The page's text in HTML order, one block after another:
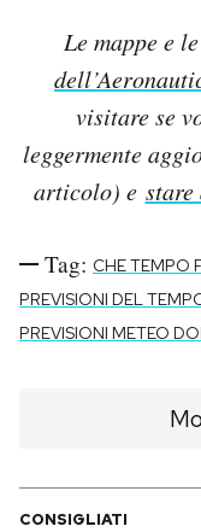
Le mappe e
visitare se
leggermente
articolo) e
Tag: CHE TEMPO
PREVISIONI DEL
PREVISIONI METEO
CONSIGLIATI